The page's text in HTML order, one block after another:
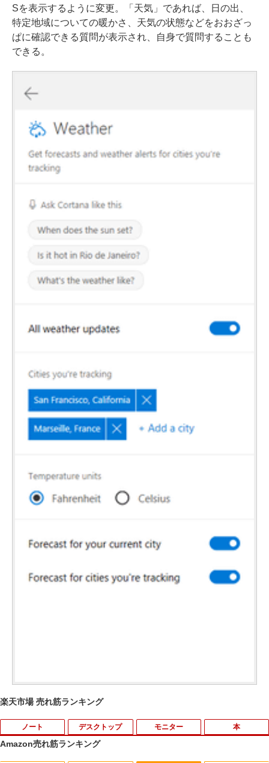
Sを表示するように変更。「天気」であれば、日の出、
特定地域についての暖かさ、天気の状態などをおおざっ
ぱに確認できる質問が表示され、自身で質問することも
できる。
楽天市場 売れ筋ランキング
ノート デスクトップ モニター 本
Amazon売れ筋ランキング